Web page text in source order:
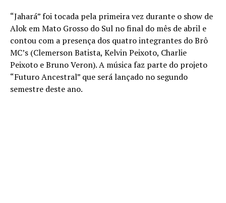
“Jahará” foi tocada pela primeira vez durante o show de
Alok em Mato Grosso do Sul no final do mês de abril e
contou com a presença dos quatro integrantes do Brô
MC’s (Clemerson Batista, Kelvin Peixoto, Charlie
Peixoto e Bruno Veron). A música faz parte do projeto
“Futuro Ancestral” que será lançado no segundo
semestre deste ano.